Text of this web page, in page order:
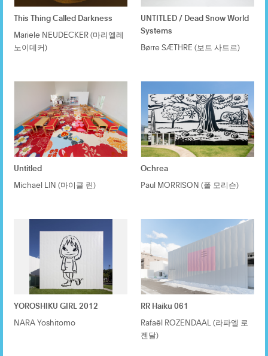
This Thing Called Darkness
Mariele NEUDECKER (마리엘레
노이데커)
UNTITLED / Dead Snow World
Systems
Børre SÆTHRE (보트 사트르)
Untitled
Michael LIN (마이클 린)
Ochrea
Paul MORRISON (폴 모리슨)
YOROSHIKU GIRL 2012
NARA Yoshitomo
RR Haiku 061
Rafaël ROZENDAAL (라파엘 로
젠달)